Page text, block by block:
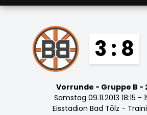
3 : 8
Vorrunde - Gruppe B -
Samstag 09.11.2013 18:15 -
Eisstadion Bad Tölz -